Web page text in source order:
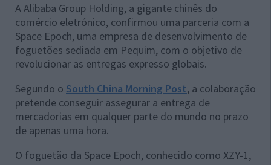
A Alibaba Group Holding, a gigante chinês do
comércio eletrónico, confirmou uma parceria com a
Space Epoch, uma empresa de desenvolvimento de
foguetões sediada em Pequim, com o objetivo de
revolucionar as entregas expresso globais.
Segundo o South China Morning Post, a colaboração
pretende conseguir assegurar a entrega de
mercadorias em qualquer parte do mundo no prazo
de apenas uma hora.
O foguetão da Space Epoch, conhecido como XZY-1,